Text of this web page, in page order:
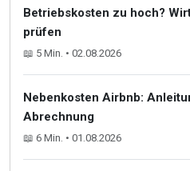
Betriebskosten zu hoch?
prüfen
📖 5 Min. • 02.08.2026
Nebenkosten Airbnb:
Abrechnung
📖 6 Min. • 01.08.2026